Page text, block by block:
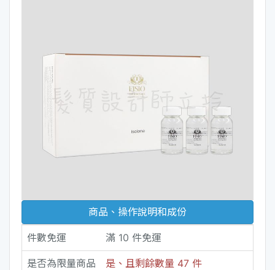
商品、操作說明和成份
件數免運 滿 10 件免運
是否為限量商品 是、且剩餘數量 47 件